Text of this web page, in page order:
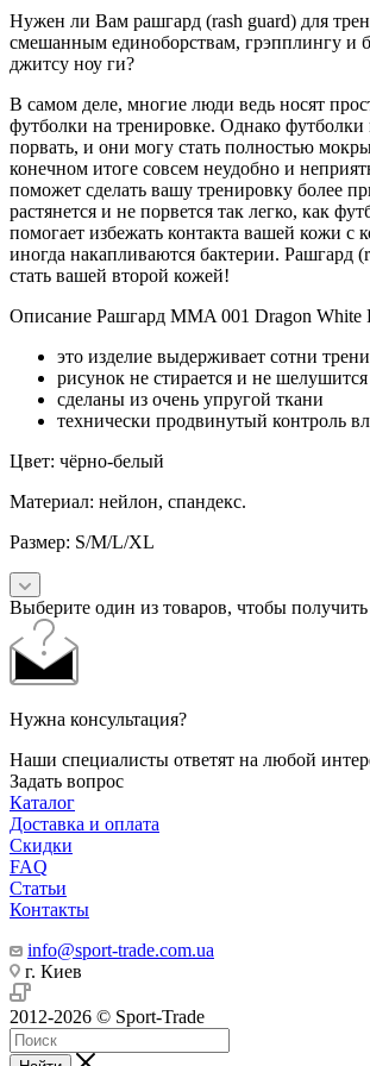
Нужен ли Вам рашгард (rash guard) для
смешанным единоборствам, грэпплингу и
джитсу ноу ги?
В самом деле, многие люди ведь носят
футболки на тренировке. Однако футболки
порвать, и они могу стать полностью
конечном итоге совсем неудобно и
поможет сделать вашу тренировку более
растянется и не порвется так легко, как
помогает избежать контакта вашей кожи с
иногда накапливаются бактерии. Рашгард
стать вашей второй кожей!
Описание Рашгард MMA 001 Dragon White
это изделие выдерживает сотни
рисунок не стирается и не шелушится
сделаны из очень упругой ткани
технически продвинутый контроль
Цвет: чёрно-белый
Материал: нейлон, спандекс.
Размер: S/M/L/XL
Выберите один из товаров, чтобы
Нужна консультация?
Наши специалисты ответят на любой
Задать вопрос
Каталог
Доставка и оплата
Скидки
FAQ
Статьи
Контакты
info@sport-trade.com.ua
г. Киев
2012-2026 © Sport-Trade